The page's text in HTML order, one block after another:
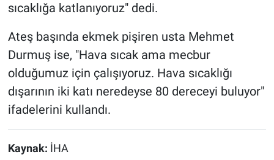
sıcaklığa katlanıyoruz" dedi.
Ateş başında ekmek pişiren usta Mehmet
Durmuş ise, "Hava sıcak ama mecbur
olduğumuz için çalışıyoruz. Hava sıcaklığı
dışarının iki katı neredeyse 80 dereceyi buluyor"
ifadelerini kullandı.
Kaynak: İHA